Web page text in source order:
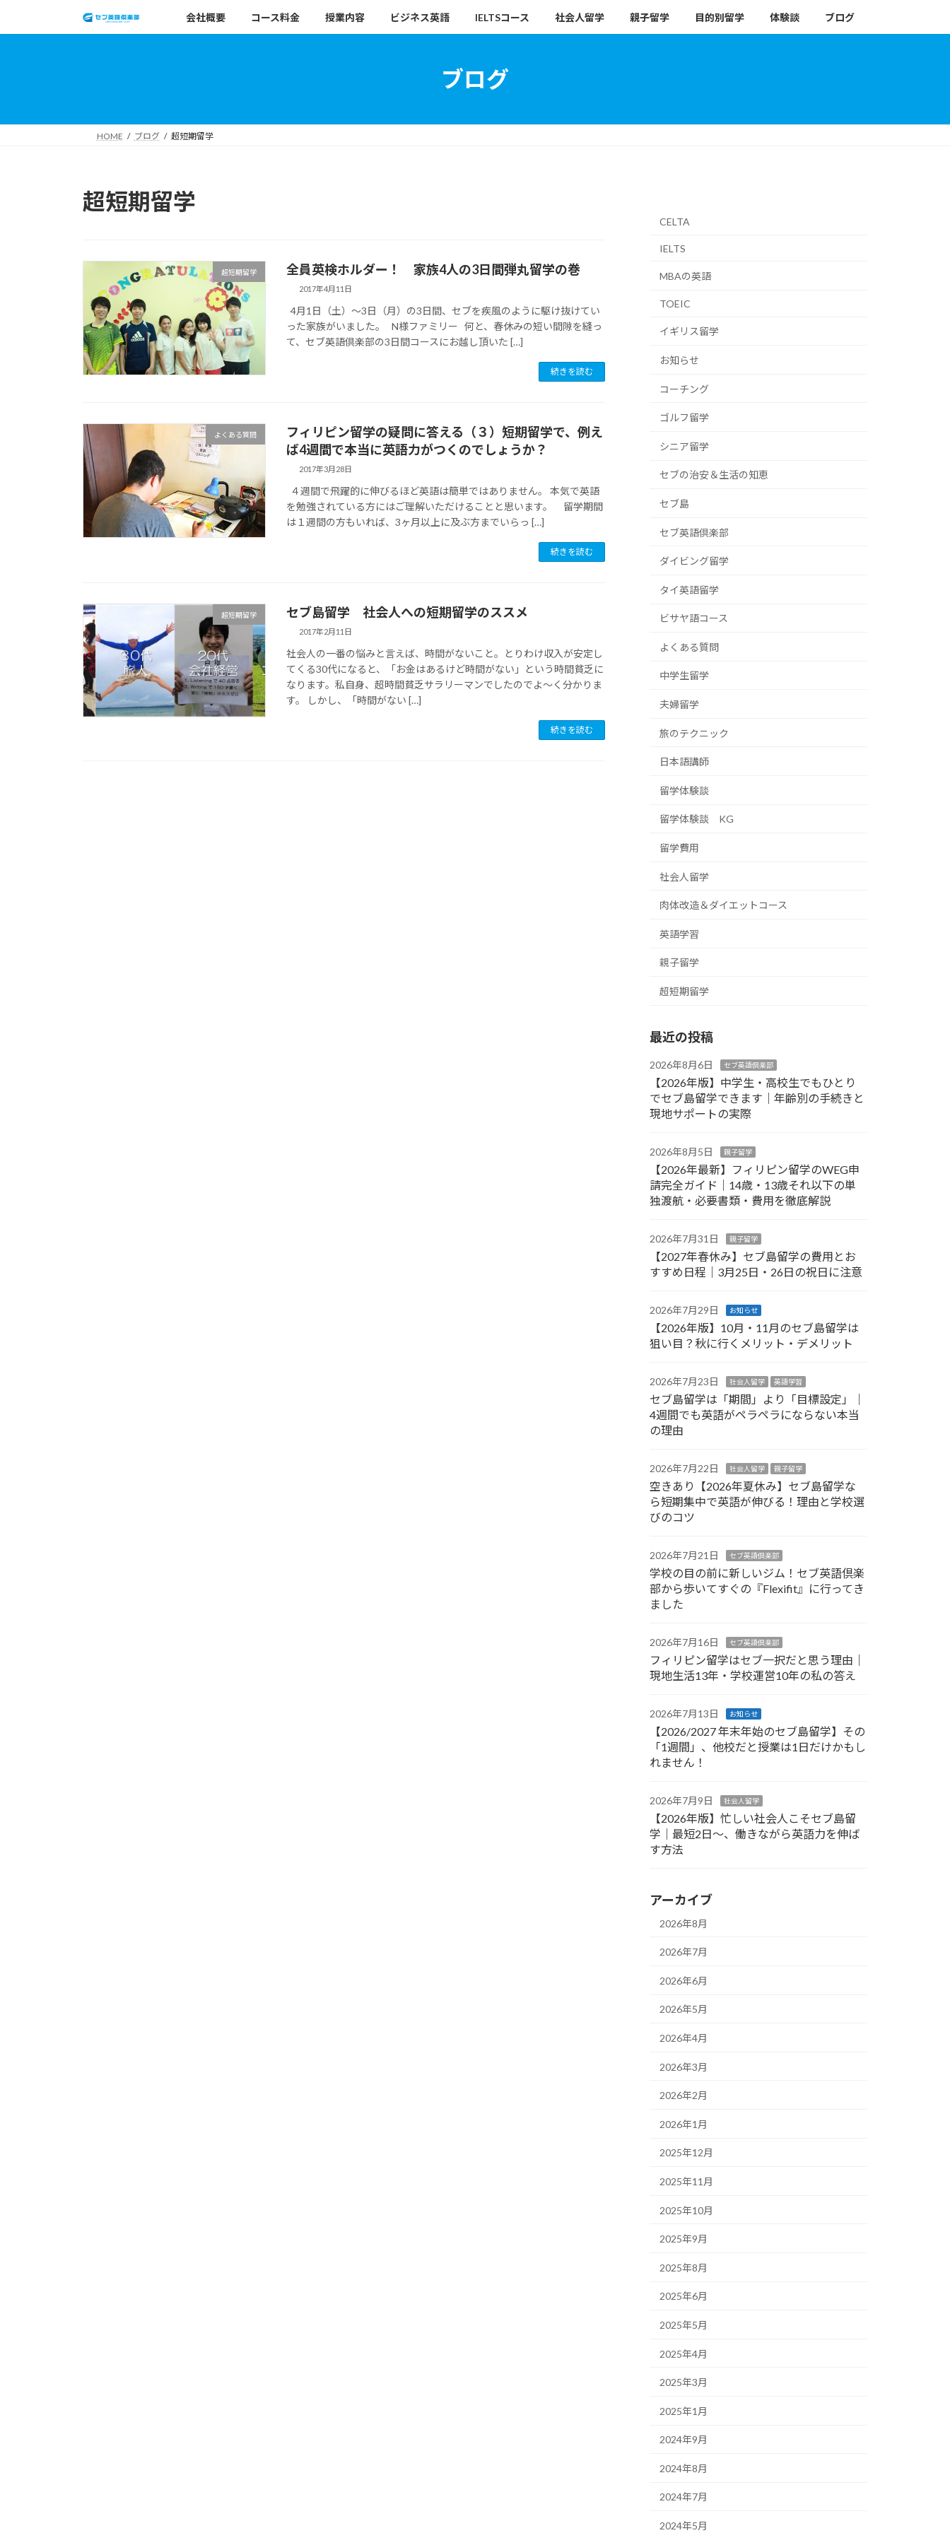
キ
に
会社概要 コース料金 授業内容 ビジネス英語 IELTSコース 社会人留学 親子留学 目的別留学 体験談 ブログ
ブログ
HOME ブログ 超短期留学
超短期留学
超短期留学 全員英検ホルダー！ 家族4人の3日間弾丸留学の巻
2017年4月11日
4月1日（土）〜3日（月）の3日間、セブを疾風のように駆け抜けてい
った家族がいました。 N様ファミリー 何と、春休みの短い間隙を縫っ
て、セブ英語倶楽部の3日間コースにお越し頂いた […]
続きを読む
よくある質問
フィリピン留学の疑問に答える（３）短期留学で、例え
ば4週間で本当に英語力がつくのでしょうか？
2017年3月28日
４週間で飛躍的に伸びるほど英語は簡単ではありません。 本気で英語
を勉強されている方にはご理解いただけることと思います。 留学期間
は１週間の方もいれば、3ヶ月以上に及ぶ方までいらっ […]
続きを読む
超短期留学 セブ島留学 社会人への短期留学のススメ
2017年2月11日
社会人の一番の悩みと言えば、時間がないこと。とりわけ収入が安定し
てくる30代になると、「お金はあるけど時間がない」という時間貧乏に
なります。私自身、超時間貧乏サラリーマンでしたのでよ〜く分かりま
す。 しかし、「時間がない […]
続きを読む
CELTA
IELTS
MBAの英語
TOEIC
イギリス留学
お知らせ
コーチング
ゴルフ留学
シニア留学
セブの治安＆生活の知恵
セブ島
セブ英語倶楽部
ダイビング留学
タイ英語留学
ビサヤ語コース
よくある質問
中学生留学
夫婦留学
旅のテクニック
日本語講師
留学体験談
留学体験談 KG
留学費用
社会人留学
肉体改造＆ダイエットコース
英語学習
親子留学
超短期留学
最近の投稿
2026年8月6日 セブ英語倶楽部
【2026年版】中学生・高校生でもひとり
でセブ島留学できます｜年齢別の手続きと
現地サポートの実際
2026年8月5日 親子留学
【2026年最新】フィリピン留学のWEG申
請完全ガイド｜14歳・13歳それ以下の単
独渡航・必要書類・費用を徹底解説
2026年7月31日 親子留学
【2027年春休み】セブ島留学の費用とお
すすめ日程｜3月25日・26日の祝日に注意
2026年7月29日 お知らせ
【2026年版】10月・11月のセブ島留学は
狙い目？秋に行くメリット・デメリット
2026年7月23日 社会人留学 英語学習
セブ島留学は「期間」より「目標設定」｜
4週間でも英語がペラペラにならない本当
の理由
2026年7月22日 社会人留学 親子留学
空きあり【2026年夏休み】セブ島留学な
ら短期集中で英語が伸びる！理由と学校選
びのコツ
2026年7月21日 セブ英語倶楽部
学校の目の前に新しいジム！セブ英語倶楽
部から歩いてすぐの『Flexifit』に行ってき
ました
2026年7月16日 セブ英語倶楽部
フィリピン留学はセブ一択だと思う理由｜
現地生活13年・学校運営10年の私の答え
2026年7月13日 お知らせ
【2026/2027 年末年始のセブ島留学】その
「1週間」、他校だと授業は1日だけかもし
れません！
2026年7月9日 社会人留学
【2026年版】忙しい社会人こそセブ島留
学｜最短2日〜、働きながら英語力を伸ば
す方法
アーカイブ
2026年8月
2026年7月
2026年6月
2026年5月
2026年4月
2026年3月
2026年2月
2026年1月
2025年12月
2025年11月
2025年10月
2025年9月
2025年8月
2025年6月
2025年5月
2025年4月
2025年3月
2025年1月
2024年9月
2024年8月
2024年7月
2024年5月